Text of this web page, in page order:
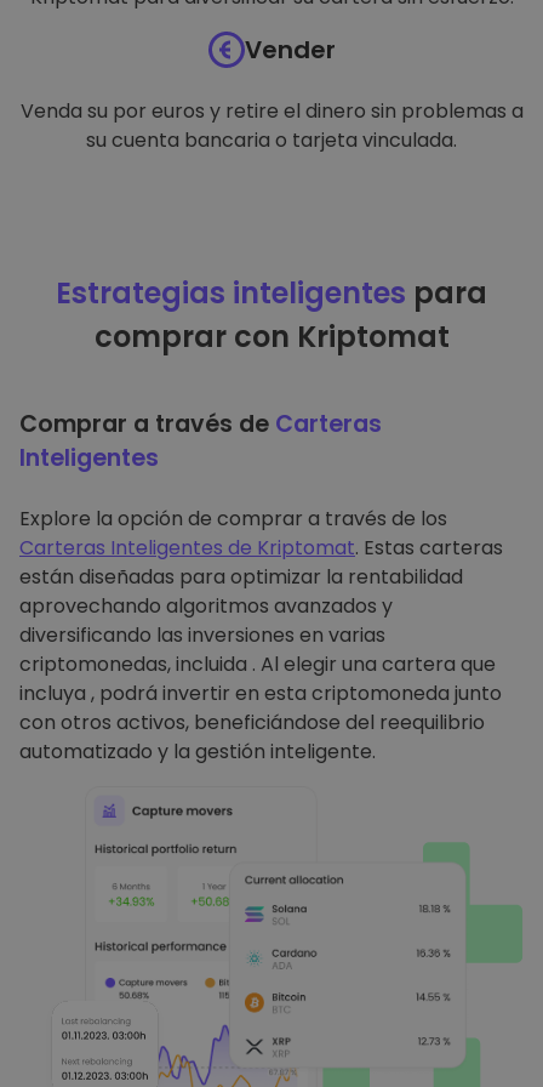
Vender
Venda su por euros y retire el dinero sin problemas a
su cuenta bancaria o tarjeta vinculada.
Estrategias inteligentes para
comprar con Kriptomat
Comprar a través de Carteras
Inteligentes
Explore la opción de comprar a través de los
Carteras Inteligentes de Kriptomat. Estas carteras
están diseñadas para optimizar la rentabilidad
aprovechando algoritmos avanzados y
diversificando las inversiones en varias
criptomonedas, incluida . Al elegir una cartera que
incluya , podrá invertir en esta criptomoneda junto
con otros activos, beneficiándose del reequilibrio
automatizado y la gestión inteligente.